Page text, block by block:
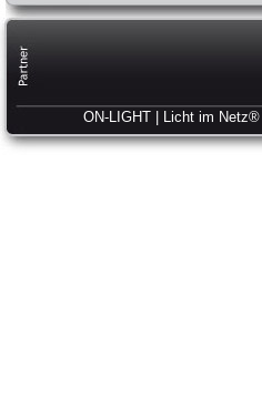
ON-LIGHT | Licht im Netz®